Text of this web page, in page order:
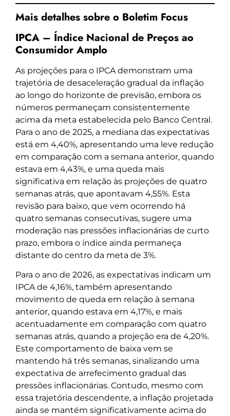
Mais detalhes sobre o Boletim Focus
IPCA – Índice Nacional de Preços ao
Consumidor Amplo
As projeções para o IPCA demonstram uma
trajetória de desaceleração gradual da inflação
ao longo do horizonte de previsão, embora os
números permaneçam consistentemente
acima da meta estabelecida pelo Banco Central.
Para o ano de 2025, a mediana das expectativas
está em 4,40%, apresentando uma leve redução
em comparação com a semana anterior, quando
estava em 4,43%, e uma queda mais
significativa em relação às projeções de quatro
semanas atrás, que apontavam 4,55%. Esta
revisão para baixo, que vem ocorrendo há
quatro semanas consecutivas, sugere uma
moderação nas pressões inflacionárias de curto
prazo, embora o índice ainda permaneça
distante do centro da meta de 3%.
Para o ano de 2026, as expectativas indicam um
IPCA de 4,16%, também apresentando
movimento de queda em relação à semana
anterior, quando estava em 4,17%, e mais
acentuadamente em comparação com quatro
semanas atrás, quando a projeção era de 4,20%.
Este comportamento de baixa vem se
mantendo há três semanas, sinalizando uma
expectativa de arrefecimento gradual das
pressões inflacionárias. Contudo, mesmo com
essa trajetória descendente, a inflação projetada
ainda se mantém significativamente acima do